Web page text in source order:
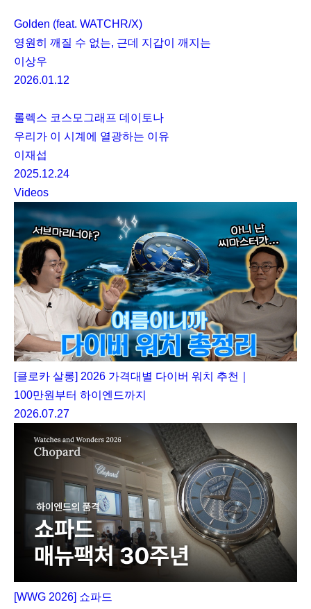
Golden (feat. WATCHR/X)
영원히 깨질 수 없는, 근데 지갑이 깨지는
이상우
2026.01.12
롤렉스 코스모그래프 데이토나
우리가 이 시계에 열광하는 이유
이재섭
2025.12.24
Videos
[클로카 살롱] 2026 가격대별 다이버 워치 추천｜
100만원부터 하이엔드까지
2026.07.27
[WWG 2026] 쇼파드